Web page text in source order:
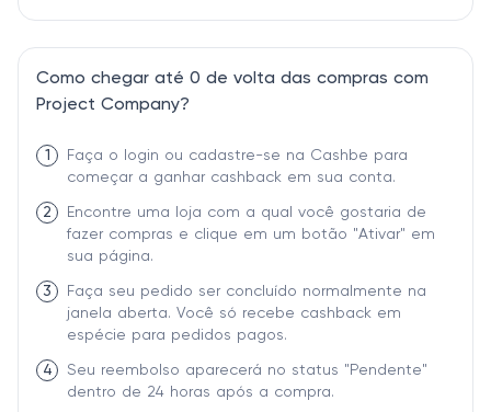
Como chegar até 0 de volta das compras com
Project Company?
1
Faça o login ou cadastre-se na Cashbe para
começar a ganhar cashback em sua conta.
2
Encontre uma loja com a qual você gostaria de
fazer compras e clique em um botão "Ativar" em
sua página.
3
Faça seu pedido ser concluído normalmente na
janela aberta. Você só recebe cashback em
espécie para pedidos pagos.
4
Seu reembolso aparecerá no status "Pendente"
dentro de 24 horas após a compra.